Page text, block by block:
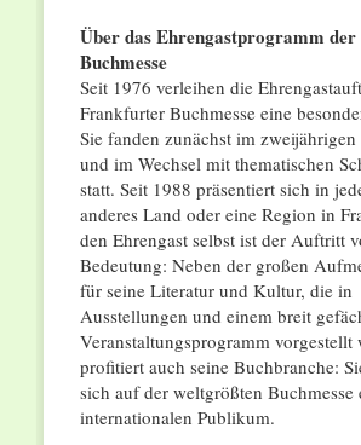
Über das Ehrengastprogramm
Buchmesse
Seit 1976 verleihen die
Frankfurter Buchmesse eine
Sie fanden zunächst im
und im Wechsel mit thematischen
statt. Seit 1988 präsentiert sich in
anderes Land oder eine Region in
den Ehrengast selbst ist der Auftritt
Bedeutung: Neben der großen
für seine Literatur und Kultur, die in
Ausstellungen und einem breit
Veranstaltungsprogramm vorgestellt
profitiert auch seine Buchbranche:
sich auf der weltgrößten Buchmesse
internationalen Publikum.